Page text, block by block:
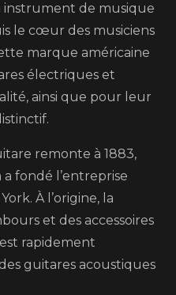
instrument de musique
le cœur des musiciens
marque américaine
électriques et
ainsi que pour leur
remonte à 1883,
fondé l’entreprise
À l’origine, la
et des accessoires
rapidement
guitares acoustiques